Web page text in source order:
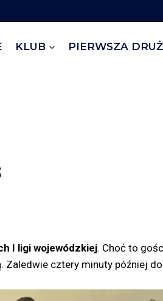
KLUB PIERWSZA
I ligi wojewódzkiej. Choć to
cztery minuty później